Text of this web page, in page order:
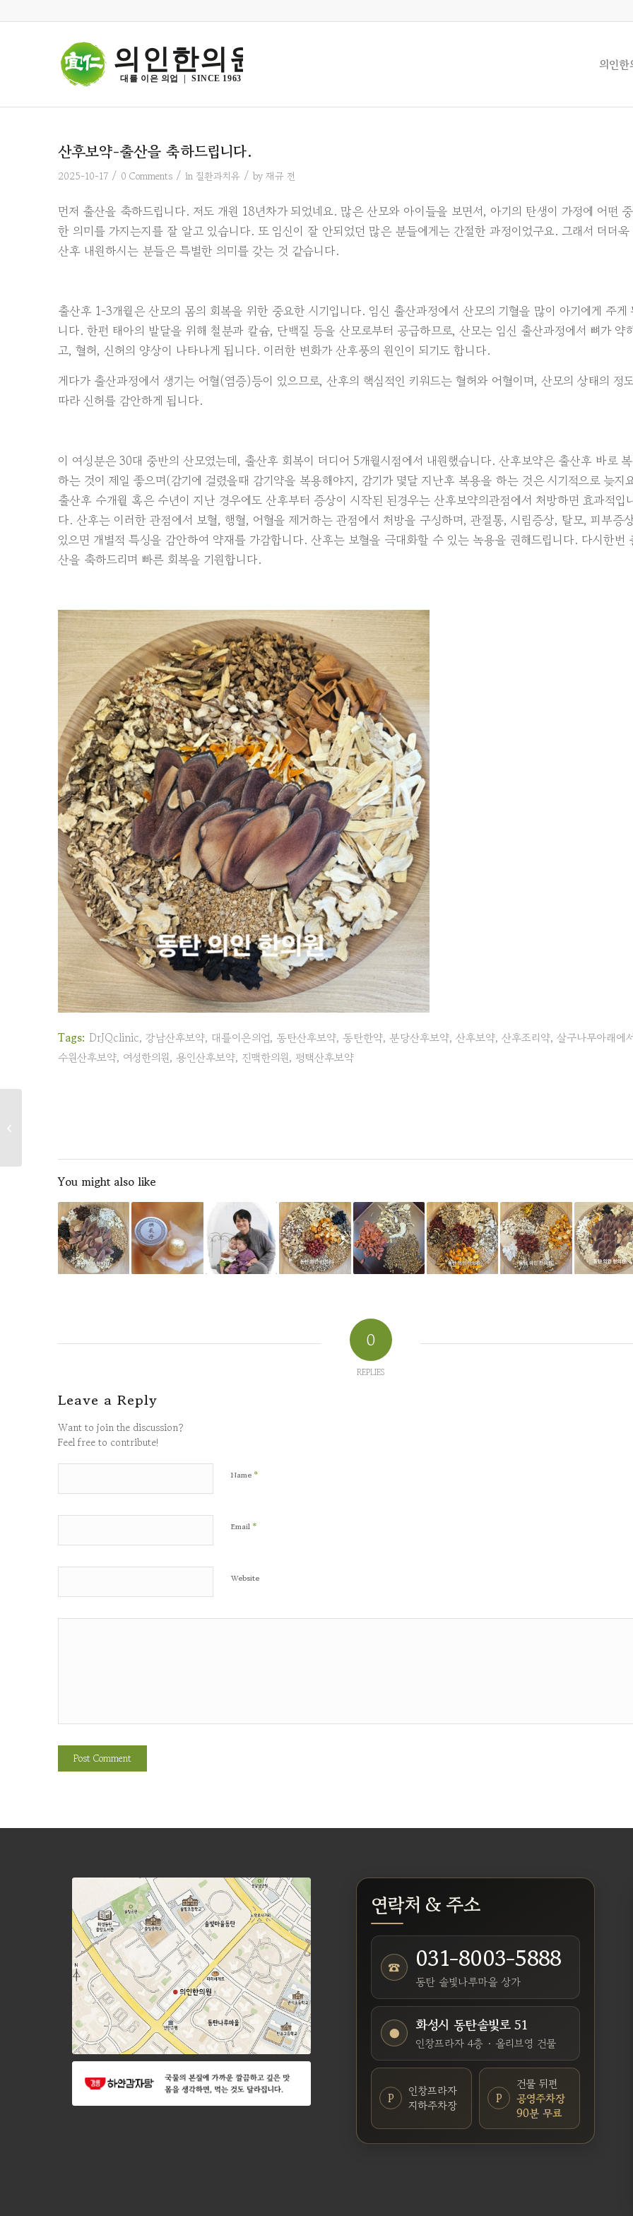
의인한의원
대를 이은 의업  |  SINCE 1963
의인한
산후보약-출산을 축하드립니다.
2025-10-17 / 0 Comments / in 질환과치유 / by 재규 전
먼저 출산을 축하드립니다. 저도 개원 18년차가 되었네요. 많은 산모와 아이들을 보면서, 아기의 탄생이 가정에 어떤
한 의미를 가지는지를 잘 알고 있습니다. 또 임신이 잘 안되었던 많은 분들에게는 간절한 과정이었구요. 그래서 더더
산후 내원하시는 분들은 특별한 의미를 갖는 것 같습니다.
출산후 1-3개월은 산모의 몸의 회복을 위한 중요한 시기입니다. 임신 출산과정에서 산모의 기혈을 많이 아기에게 주게
니다. 한편 태아의 발달을 위해 철분과 칼슘, 단백질 등을 산모로부터 공급하므로, 산모는 임신 출산과정에서 뼈가 약
고, 혈허, 신허의 양상이 나타나게 됩니다. 이러한 변화가 산후풍의 원인이 되기도 합니다.
게다가 출산과정에서 생기는 어혈(염증)등이 있으므로, 산후의 핵심적인 키워드는 혈허와 어혈이며, 산모의 상태의 정
따라 신허를 감안하게 됩니다.
이 여성분은 30대 중반의 산모였는데, 출산후 회복이 더디어 5개월시점에서 내원했습니다. 산후보약은 출산후 바로
하는 것이 제일 좋으며(감기에 걸렸을때 감기약을 복용해야지, 감기가 몇달 지난후 복용을 하는 것은 시기적으로 늦지
출산후 수개월 혹은 수년이 지난 경우에도 산후부터 증상이 시작된 된경우는 산후보약의관점에서 처방하면 효과적입
다. 산후는 이러한 관점에서 보혈, 행혈, 어혈을 제거하는 관점에서 처방을 구성하며, 관절통, 시림증상, 탈모, 피부증
있으면 개별적 특성을 감안하여 약재를 가감합니다. 산후는 보혈을 극대화할 수 있는 녹용을 권해드립니다. 다시한번
산을 축하드리며 빠른 회복을 기원합니다.
Tags: DrJQclinic, 강남산후보약, 대를이은의업, 동탄산후보약, 동탄한약, 분당산후보약, 산후보약, 산후조리약, 살구나무아래에
수원산후보약, 여성한의원, 용인산후보약, 진맥한의원, 평택산후보약
You might also like
0
REPLIES
Leave a Reply
Want to join the discussion?
Feel free to contribute!
Name *
Email *
Website
연락처 & 주소
☎ 031-8003-5888
동탄 솔빛나루마을 상가
● 화성시 동탄솔빛로 51
인창프라자 4층 · 올리브영 건물
P
인창프라자
지하주차장
P
건물 뒤편
공영주차장
90분 무료